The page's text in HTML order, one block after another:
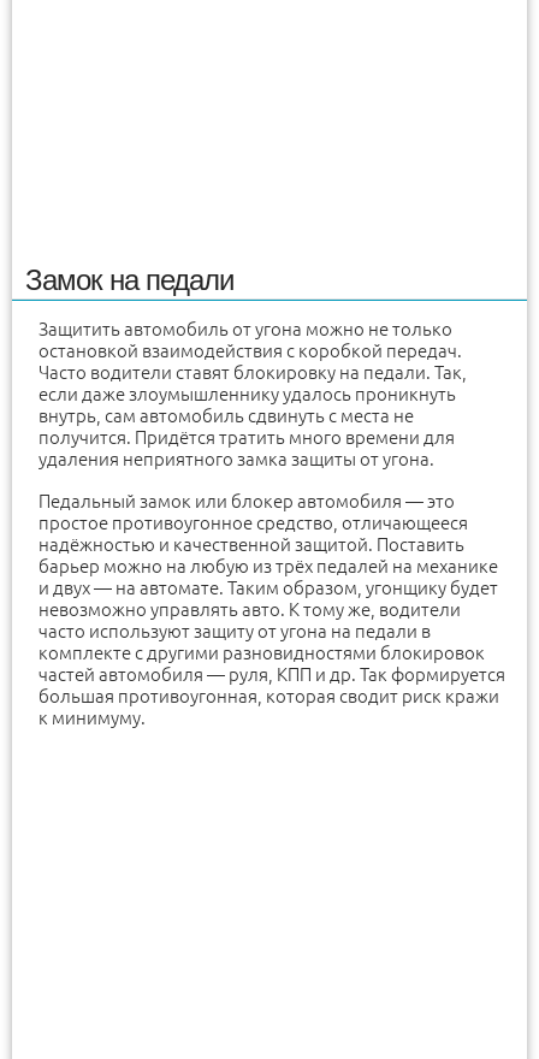
Замок на педали
Защитить автомобиль от угона можно не только
остановкой взаимодействия с коробкой передач.
Часто водители ставят блокировку на педали. Так,
если даже злоумышленнику удалось проникнуть
внутрь, сам автомобиль сдвинуть с места не
получится. Придётся тратить много времени для
удаления неприятного замка защиты от угона.
Педальный замок или блокер автомобиля — это
простое противоугонное средство, отличающееся
надёжностью и качественной защитой. Поставить
барьер можно на любую из трёх педалей на механике
и двух — на автомате. Таким образом, угонщику будет
невозможно управлять авто. К тому же, водители
часто используют защиту от угона на педали в
комплекте с другими разновидностями блокировок
частей автомобиля — руля, КПП и др. Так формируется
большая противоугонная, которая сводит риск кражи
к минимуму.